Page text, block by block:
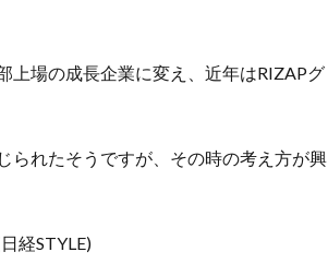
上場の成長企業に変え、近年はRIZAPグ
られたそうですが、その時の考え方が興
経STYLE)